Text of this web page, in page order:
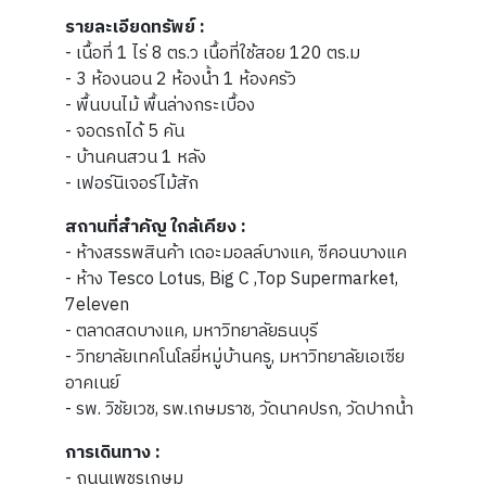
รายละเอียดทรัพย์ :
- เนื้อที่ 1 ไร่ 8 ตร.ว เนื้อที่ใช้สอย 120 ตร.ม
- 3 ห้องนอน 2 ห้องน้ำ 1 ห้องครัว
- พื้นบนไม้ พื้นล่างกระเบื้อง
- จอดรถได้ 5 คัน
- บ้านคนสวน 1 หลัง
- เฟอร์นิเจอร์ไม้สัก
สถานที่สำคัญ ใกล้เคียง :
- ห้างสรรพสินค้า เดอะมอลล์บางแค, ซีคอนบางแค
- ห้าง Tesco Lotus, Big C ,Top Supermarket,
7eleven
- ตลาดสดบางแค, มหาวิทยาลัยธนบุรี
- วิทยาลัยเทคโนโลยี่หมู่บ้านครู, มหาวิทยาลัยเอเซีย
อาคเนย์
- รพ. วิชัยเวช, รพ.เกษมราช, วัดนาคปรก, วัดปากน้ำ
การเดินทาง :
- ถนนเพชรเกษม